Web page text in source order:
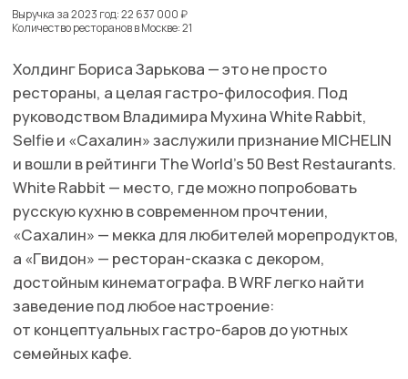
Фото: сайт White Rabbit Family
She
Синоним московской роскоши: «Кафе Пушкин»,
«Турандот», «Матрешка» и другие классические
заведения с дорогими интерьерами и кулинарным
шиком. Здесь подают блюда высокой русской
кухни, готовят по старинным рецептам и создают
атмосферу, в которой легко почувствовать себя
аристократом XIX века. Maison Dellos — это уже
не опыт, а experience.
MAISON DELLOS
Выручка за 2023 год: 656 899 000 ₽
Количество ресторанов в Москве: 9